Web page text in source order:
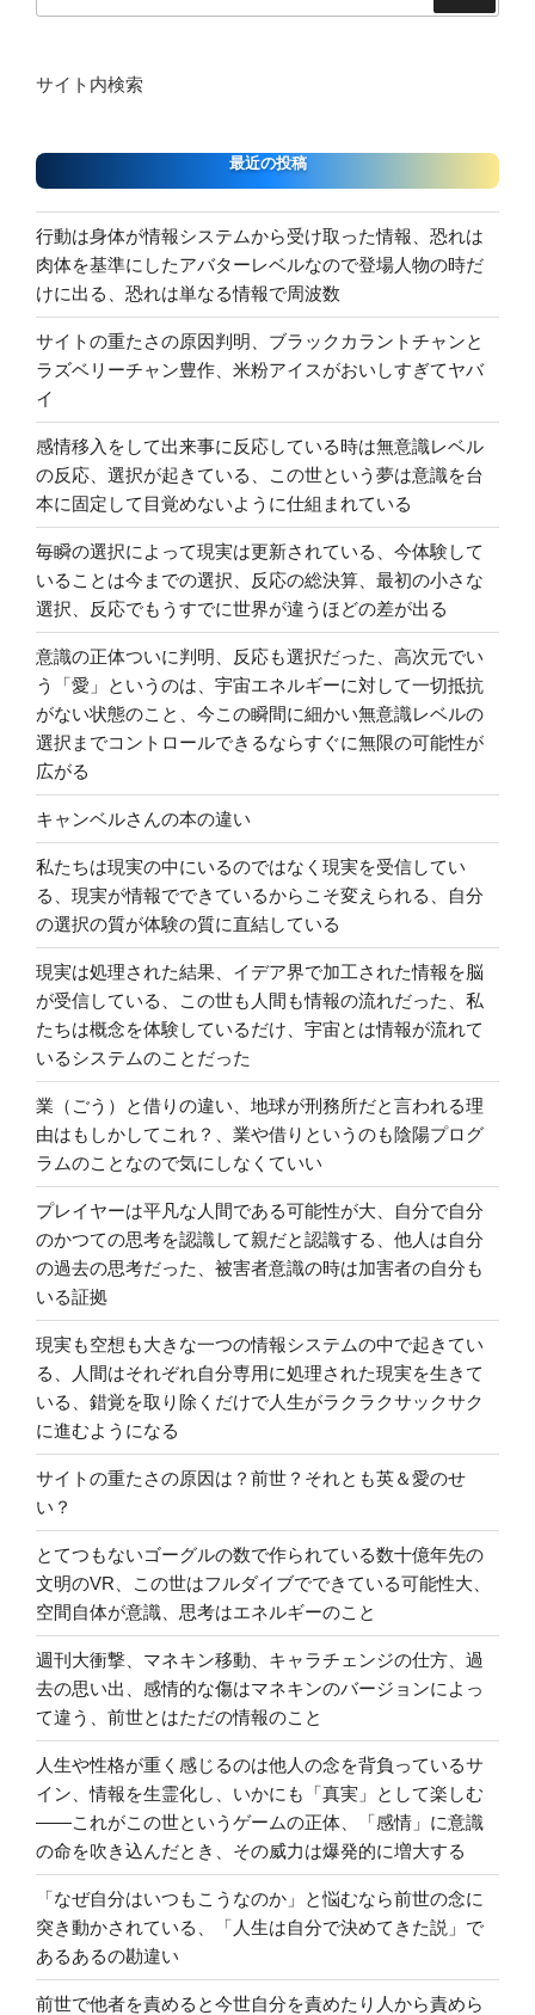
サイト内検索
最近の投稿
行動は身体が情報システムから受け取った情報、恐れは
肉体を基準にしたアバターレベルなので登場人物の時だ
けに出る、恐れは単なる情報で周波数
サイトの重たさの原因判明、ブラックカラントチャンと
ラズベリーチャン豊作、米粉アイスがおいしすぎてヤバ
イ
感情移入をして出来事に反応している時は無意識レベル
の反応、選択が起きている、この世という夢は意識を台
本に固定して目覚めないように仕組まれている
毎瞬の選択によって現実は更新されている、今体験して
いることは今までの選択、反応の総決算、最初の小さな
選択、反応でもうすでに世界が違うほどの差が出る
意識の正体ついに判明、反応も選択だった、高次元でい
う「愛」というのは、宇宙エネルギーに対して一切抵抗
がない状態のこと、今この瞬間に細かい無意識レベルの
選択までコントロールできるならすぐに無限の可能性が
広がる
キャンベルさんの本の違い
私たちは現実の中にいるのではなく現実を受信してい
る、現実が情報でできているからこそ変えられる、自分
の選択の質が体験の質に直結している
現実は処理された結果、イデア界で加工された情報を脳
が受信している、この世も人間も情報の流れだった、私
たちは概念を体験しているだけ、宇宙とは情報が流れて
いるシステムのことだった
業（ごう）と借りの違い、地球が刑務所だと言われる理
由はもしかしてこれ？、業や借りというのも陰陽プログ
ラムのことなので気にしなくていい
プレイヤーは平凡な人間である可能性が大、自分で自分
のかつての思考を認識して親だと認識する、他人は自分
の過去の思考だった、被害者意識の時は加害者の自分も
いる証拠
現実も空想も大きな一つの情報システムの中で起きてい
る、人間はそれぞれ自分専用に処理された現実を生きて
いる、錯覚を取り除くだけで人生がラクラクサックサク
に進むようになる
サイトの重たさの原因は？前世？それとも英＆愛のせ
い？
とてつもないゴーグルの数で作られている数十億年先の
文明のVR、この世はフルダイブでできている可能性大、
空間自体が意識、思考はエネルギーのこと
週刊大衝撃、マネキン移動、キャラチェンジの仕方、過
去の思い出、感情的な傷はマネキンのバージョンによっ
て違う、前世とはただの情報のこと
人生や性格が重く感じるのは他人の念を背負っているサ
イン、情報を生霊化し、いかにも「真実」として楽しむ
――これがこの世というゲームの正体、「感情」に意識
の命を吹き込んだとき、その威力は爆発的に増大する
「なぜ自分はいつもこうなのか」と悩むなら前世の念に
突き動かされている、「人生は自分で決めてきた説」で
あるあるの勘違い
前世で他者を責めると今世自分を責めたり人から責めら